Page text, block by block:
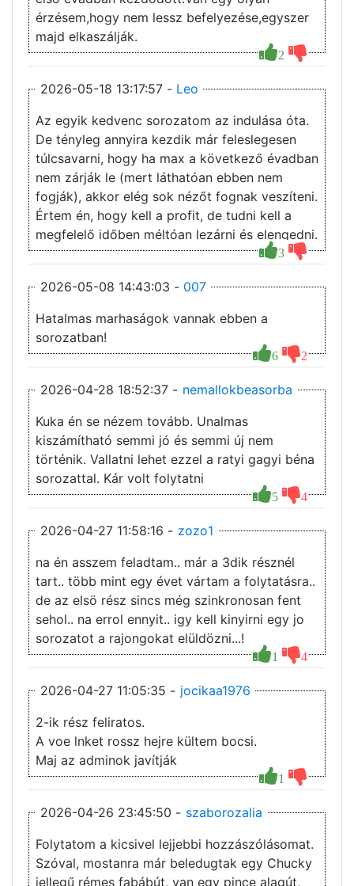
2
érzésem,hogy nem lessz befelyezése,egyszer
majd elkaszálják.
2026-05-18 13:17:57 - Leo
3
Az egyik kedvenc sorozatom az indulása óta.
De tényleg annyira kezdik már feleslegesen
túlcsavarni, hogy ha max a következő évadban
nem zárják le (mert láthatóan ebben nem
fogják), akkor elég sok nézőt fognak veszíteni.
Értem én, hogy kell a profit, de tudni kell a
megfelelő időben méltóan lezárni és elengedni.
2026-05-08 14:43:03 - 007
6 2
Hatalmas marhaságok vannak ebben a
sorozatban!
2026-04-28 18:52:37 - nemallokbeasorba
5 4
Kuka én se nézem tovább. Unalmas
kiszámítható semmi jó és semmi új nem
történik. Vallatni lehet ezzel a ratyi gagyi béna
sorozattal. Kár volt folytatni
2026-04-27 11:58:16 - zozo1
1 4
na én asszem feladtam.. már a 3dik résznél
tart.. több mint egy évet vártam a folytatásra..
de az elsö rész sincs még szinkronosan fent
sehol.. na errol ennyit.. igy kell kinyirni egy jo
sorozatot a rajongokat elüldözni...!
2026-04-27 11:05:35 - jocikaa1976
1
2-ik rész feliratos.
A voe lnket rossz hejre kültem bocsi.
Maj az adminok javítják
2026-04-26 23:45:50 - szaborozalia
Folytatom a kicsivel lejjebbi hozzászólásomat.
Szóval, mostanra már beledugtak egy Chucky
jellegű rémes fabábút, van egy pince alagút,